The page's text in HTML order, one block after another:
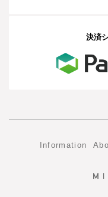
決済
Information